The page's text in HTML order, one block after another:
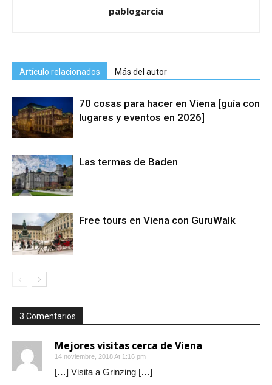
pablogarcia
Artículo relacionados Más del autor
70 cosas para hacer en Viena [guía con
lugares y eventos en 2026]
Las termas de Baden
Free tours en Viena con GuruWalk
3 Comentarios
Mejores visitas cerca de Viena
14 noviembre, 2018 At 1:16 pm
[…] Visita a Grinzing […]